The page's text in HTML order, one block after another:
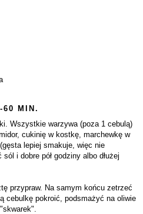
60 MIN.
Wszystkie warzywa (poza 1 cebulą)
cukinię w kostkę, marchewkę w
lepiej smakuje, więc nie
i dobre pół godziny albo dłużej
przypraw. Na samym końcu zetrzeć
cebulkę pokroić, podsmażyć na oliwie